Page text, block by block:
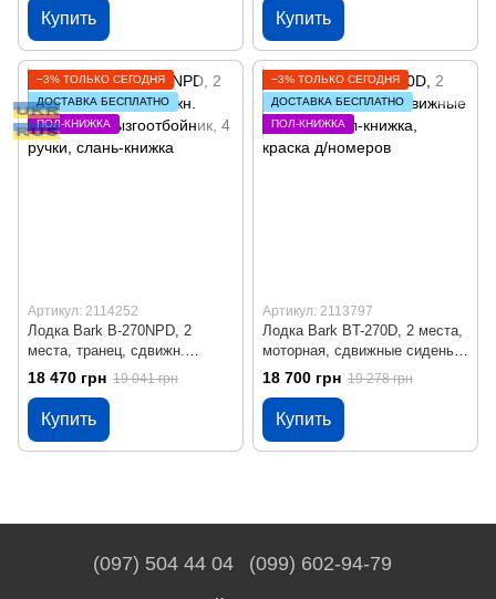
Купить Купить
−3% ТОЛЬКО СЕГОДНЯ
ДОСТАВКА БЕСПЛАТНО
ПОЛ-КНИЖКА
Артикул: 2114252
Лодка Bark B-270NPD, 2
места, транец, сдвижн.
сиденья, брызгоотбойник, 4
ручки, слань-книжка
18 470 грн 19 041 грн
Купить
−3% ТОЛЬКО СЕГОДНЯ
ДОСТАВКА БЕСПЛАТНО
ПОЛ-КНИЖКА
Артикул: 2113797
Лодка Bark BT-270D, 2 места,
моторная, сдвижные сиденья,
пол-книжка, краска д/номеров
18 700 грн 19 278 грн
Купить
(097) 504 44 04 (099) 602-94-79